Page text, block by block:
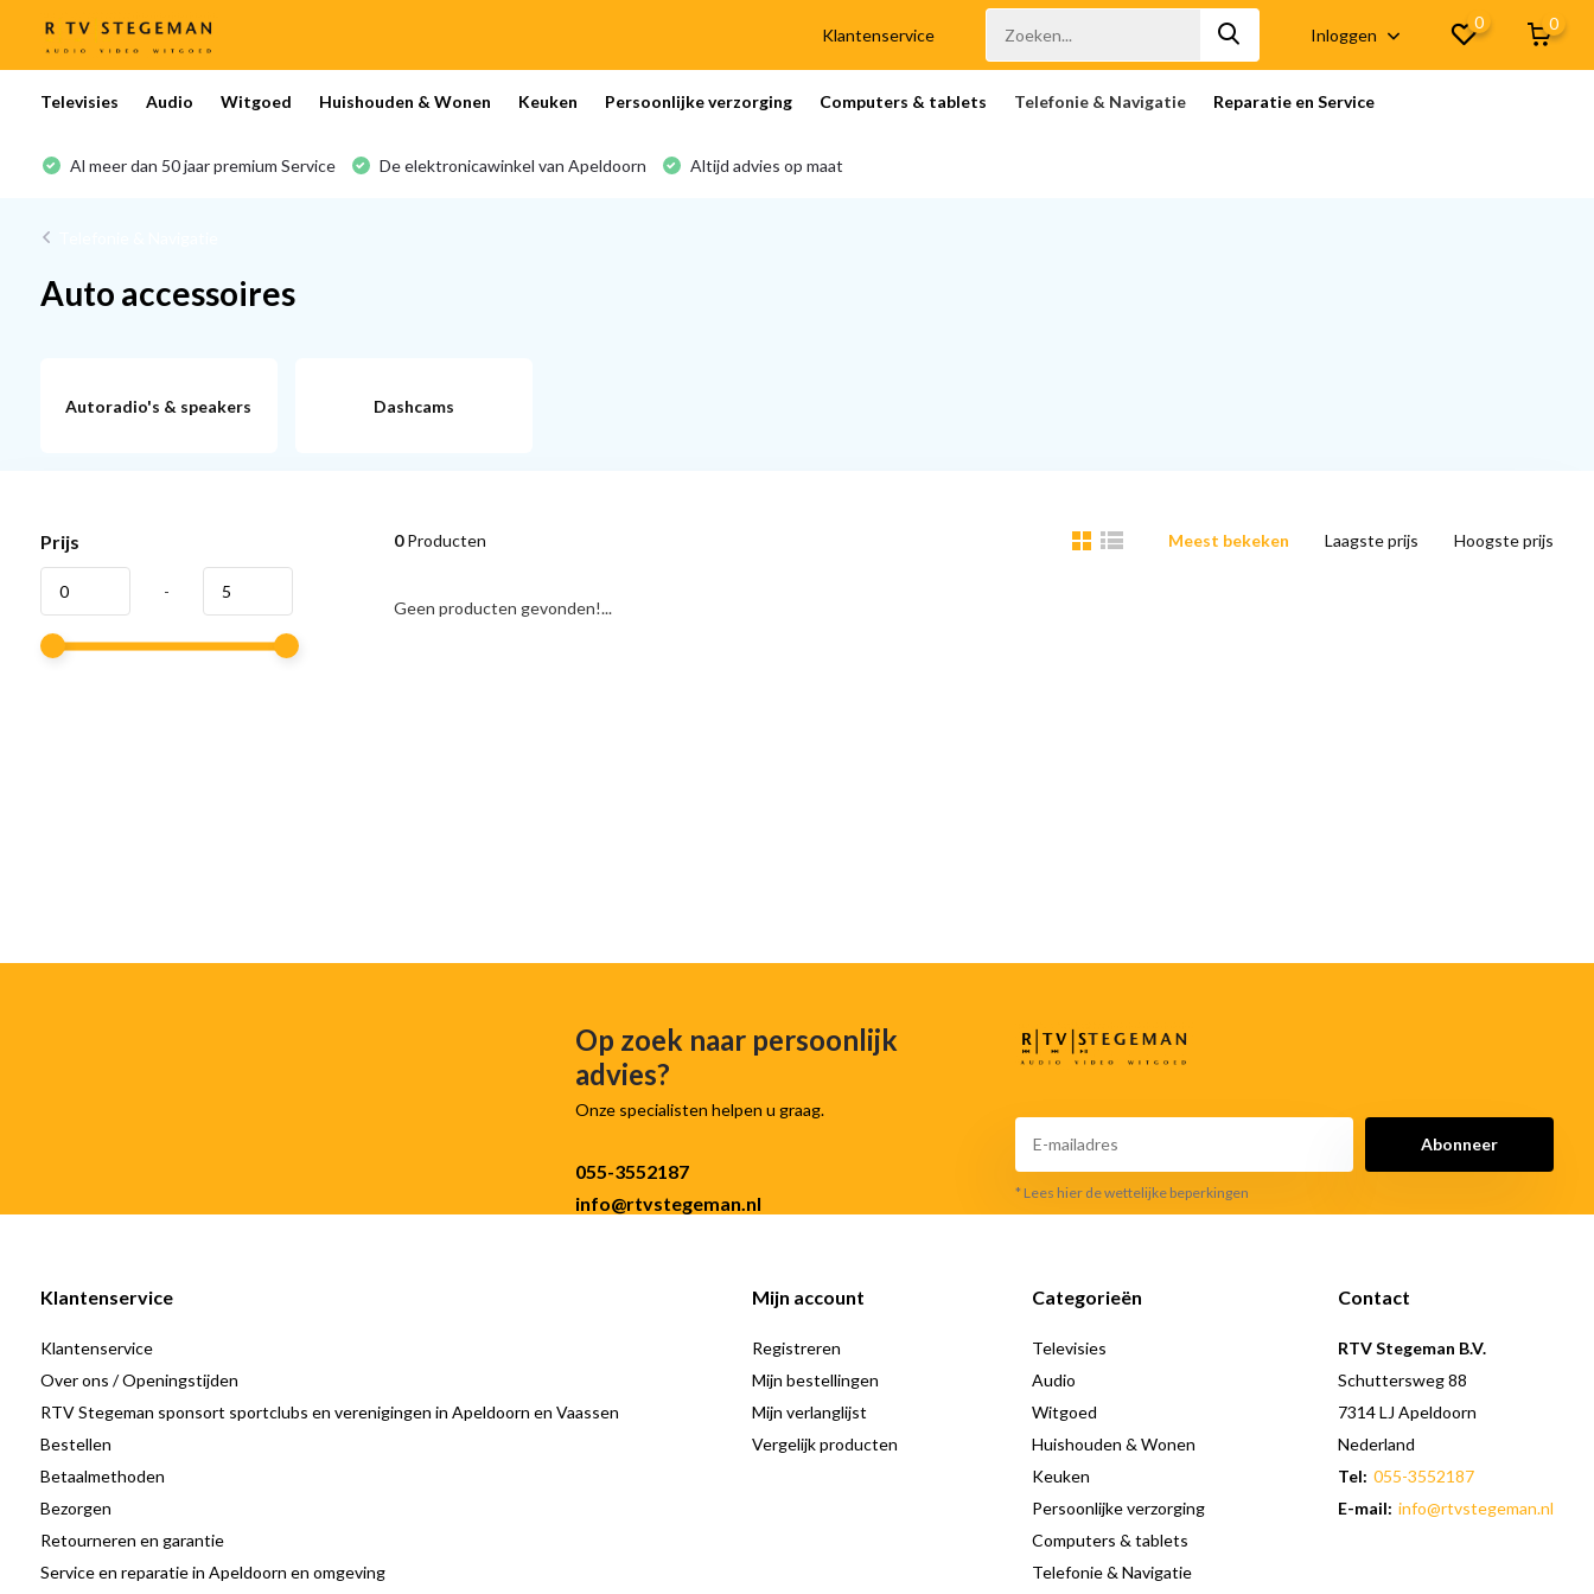
Klantenservice Inloggen
0 0
Televisies Audio Witgoed Huishouden & Wonen Keuken Persoonlijke verzorging Computers & tablets Telefonie & Navigatie Reparatie en Service
Al meer dan 50 jaar premium Service De elektronicawinkel van Apeldoorn Altijd advies op maat
Auto accessoires
Autoradio's & speakers Dashcams
Prijs
-
0Producten Meest bekeken Laagste prijs Hoogste prijs
Geen producten gevonden!...
Op zoek naar persoonlijk
advies?
Onze specialisten helpen u graag.
055-3552187
info@rtvstegeman.nl
Abonneer
* Lees hier de wettelijke beperkingen
Klantenservice
Klantenservice
Over ons / Openingstijden
RTV Stegeman sponsort sportclubs en verenigingen in Apeldoorn en Vaassen
Bestellen
Betaalmethoden
Bezorgen
Retourneren en garantie
Service en reparatie in Apeldoorn en omgeving
Mijn account
Registreren
Mijn bestellingen
Mijn verlanglijst
Vergelijk producten
Categorieën
Televisies
Audio
Witgoed
Huishouden & Wonen
Keuken
Persoonlijke verzorging
Computers & tablets
Telefonie & Navigatie
Contact
RTV Stegeman B.V.
Schuttersweg 88
7314 LJ Apeldoorn
Nederland
Tel: 055-3552187
E-mail: info@rtvstegeman.nl